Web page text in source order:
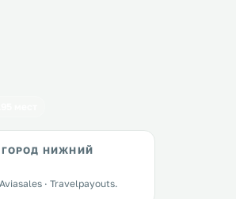
НИЖНИЙ
· Travelpayouts.